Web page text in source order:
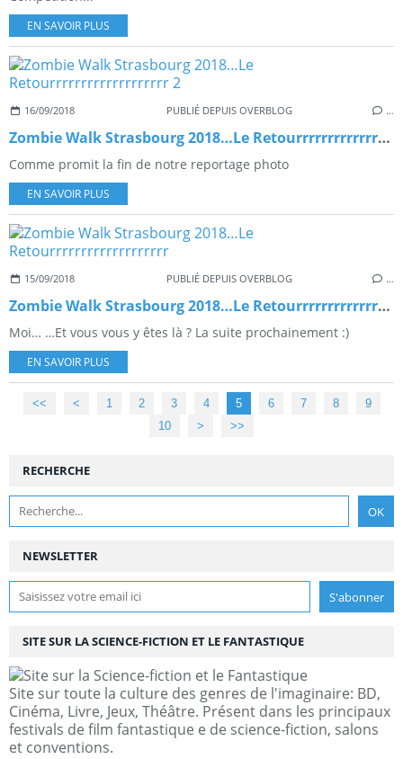
EN SAVOIR PLUS
16/09/2018 PUBLIÉ DEPUIS OVERBLOG …
Zombie Walk Strasbourg 2018…Le Retourrrrrrrrrrrrrrrrrrr 2
Comme promit la fin de notre reportage photo
EN SAVOIR PLUS
15/09/2018 PUBLIÉ DEPUIS OVERBLOG …
Zombie Walk Strasbourg 2018…Le Retourrrrrrrrrrrrrrrrrrr
Moi… …Et vous vous y êtes là ? La suite prochainement :)
EN SAVOIR PLUS
<< < 1 2 3 4 5 6 7 8
9
10
> >>
NEWSLETTER
RECHERCHE
SITE SUR LA SCIENCE-FICTION ET LE FANTASTIQUE
Site sur toute la culture des genres de l'imaginaire: BD,
Cinéma, Livre, Jeux, Théâtre. Présent dans les principaux
festivals de film fantastique e de science-fiction, salons
et conventions.